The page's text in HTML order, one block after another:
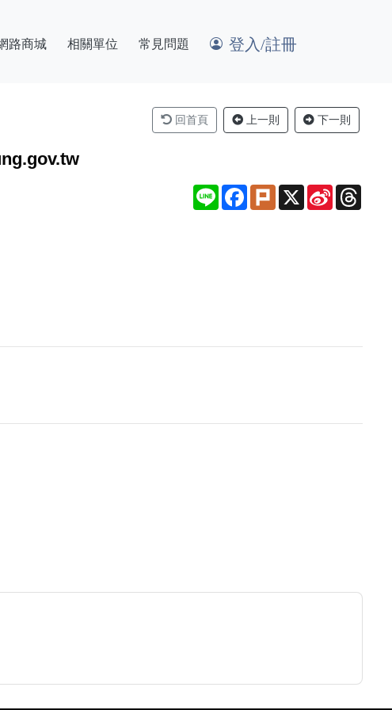
路商城 相關單位 常見問題 登入/註冊
回首頁 上一則 下一則
Line Facebook
Plurk X
Sina
Weibo